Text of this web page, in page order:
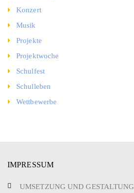
Konzert
Musik
Projekte
Projektwoche
Schulfest
Schulleben
Wettbewerbe
IMPRESSUM
UMSETZUNG UND GESTALTUNG